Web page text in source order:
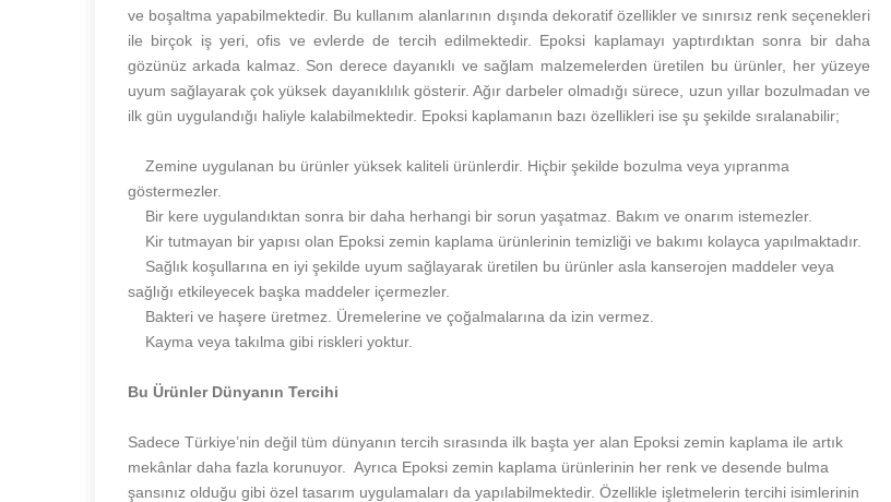
ve boşaltma yapabilmektedir. Bu kullanım alanlarının dışında dekoratif özellikler ve sınırsız renk seçenekleri
ile birçok iş yeri, ofis ve evlerde de tercih edilmektedir. Epoksi kaplamayı yaptırdıktan sonra bir daha
gözünüz arkada kalmaz. Son derece dayanıklı ve sağlam malzemelerden üretilen bu ürünler, her yüzeye
uyum sağlayarak çok yüksek dayanıklılık gösterir. Ağır darbeler olmadığı sürece, uzun yıllar bozulmadan ve
ilk gün uygulandığı haliyle kalabilmektedir. Epoksi kaplamanın bazı özellikleri ise şu şekilde sıralanabilir;
Zemine uygulanan bu ürünler yüksek kaliteli ürünlerdir. Hiçbir şekilde bozulma veya yıpranma
göstermezler.
Bir kere uygulandıktan sonra bir daha herhangi bir sorun yaşatmaz. Bakım ve onarım istemezler.
Kir tutmayan bir yapısı olan Epoksi zemin kaplama ürünlerinin temizliği ve bakımı kolayca yapılmaktadır.
Sağlık koşullarına en iyi şekilde uyum sağlayarak üretilen bu ürünler asla kanserojen maddeler veya
sağlığı etkileyecek başka maddeler içermezler.
Bakteri ve haşere üretmez. Üremelerine ve çoğalmalarına da izin vermez.
Kayma veya takılma gibi riskleri yoktur.
Bu Ürünler Dünyanın Tercihi
Sadece Türkiye’nin değil tüm dünyanın tercih sırasında ilk başta yer alan Epoksi zemin kaplama ile artık
mekânlar daha fazla korunuyor. Ayrıca Epoksi zemin kaplama ürünlerinin her renk ve desende bulma
şansınız olduğu gibi özel tasarım uygulamaları da yapılabilmektedir. Özellikle işletmelerin tercihi isimlerinin